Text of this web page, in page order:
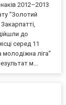
2012–2013
“Золотий
до
серед 11
ліга”
м...